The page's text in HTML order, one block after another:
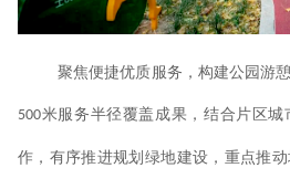
聚焦便捷优质服务，构建公园游
500米服务半径覆盖成果，结合片区
作，有序推进规划绿地建设，重点推